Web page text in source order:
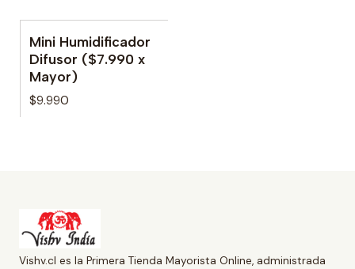
No disponible
Mini Humidificador
Difusor ($7.990 x
Mayor)
$9.990
Vishv.cl es la Primera Tienda Mayorista Online, administrada